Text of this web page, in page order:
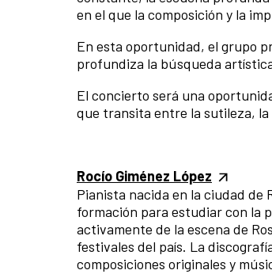
en el que la composición y la
En esta oportunidad, el grupo
profundiza la búsqueda
El concierto será una
que transita entre la sutileza,
Rocío Giménez López
Pianista nacida en la ciudad de
formación para estudiar con la
activamente de la escena de
festivales del país. La
composiciones originales y